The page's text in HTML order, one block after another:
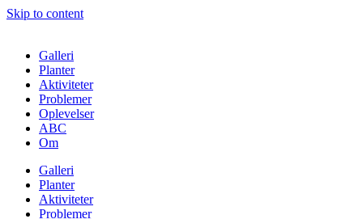
Skip to content
Galleri
Planter
Aktiviteter
Problemer
Oplevelser
ABC
Om
Galleri
Planter
Aktiviteter
Problemer